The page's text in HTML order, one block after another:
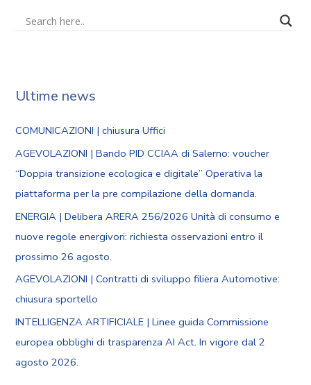
Ultime news
COMUNICAZIONI | chiusura Uffici
AGEVOLAZIONI | Bando PID CCIAA di Salerno: voucher
“Doppia transizione ecologica e digitale” Operativa la
piattaforma per la pre compilazione della domanda.
ENERGIA | Delibera ARERA 256/2026 Unità di consumo e
nuove regole energivori: richiesta osservazioni entro il
prossimo 26 agosto.
AGEVOLAZIONI | Contratti di sviluppo filiera Automotive:
chiusura sportello
INTELLIGENZA ARTIFICIALE | Linee guida Commissione
europea obblighi di trasparenza AI Act. In vigore dal 2
agosto 2026.